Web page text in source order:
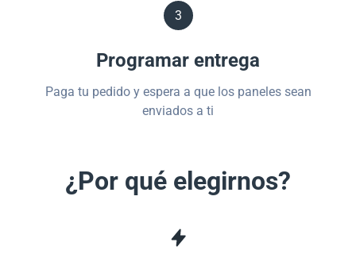
3
Programar entrega
Paga tu pedido y espera a que los paneles sean
enviados a ti
¿Por qué elegirnos?